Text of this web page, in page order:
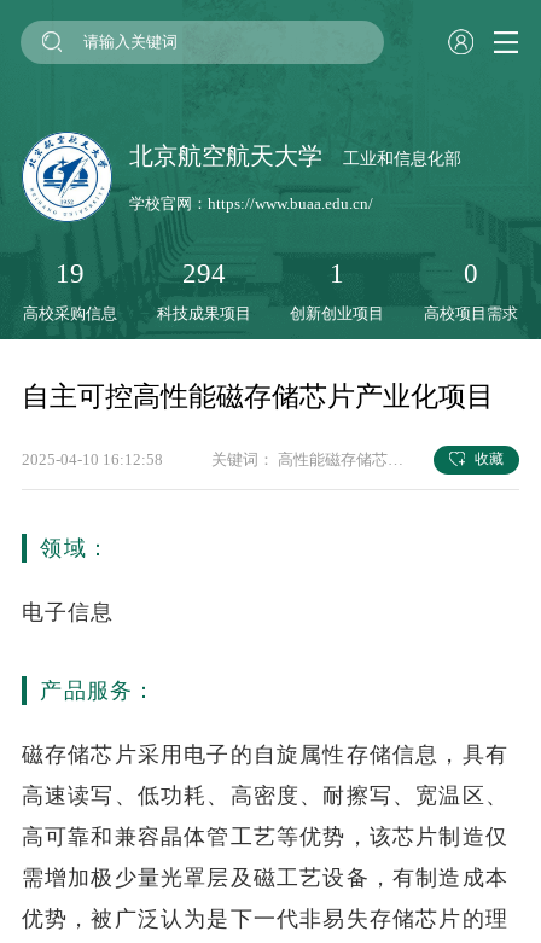
北京航空航天大学 工业和信息化部
学校官网： https://www.buaa.edu.cn/
19
高校采购信息
294
科技成果项目
1
创新创业项目
0
高校项目需求
自主可控高性能磁存储芯片产业化项目
2025-04-10 16:12:58 关键词： 高性能磁存储芯片 北京航空航天大学
收藏
领域：
电子信息
产品服务：
磁存储芯片采用电子的自旋属性存储信息，具有
高速读写、低功耗、高密度、耐擦写、宽温区、
高可靠和兼容晶体管工艺等优势，该芯片制造仅
需增加极少量光罩层及磁工艺设备，有制造成本
优势，被广泛认为是下一代非易失存储芯片的理